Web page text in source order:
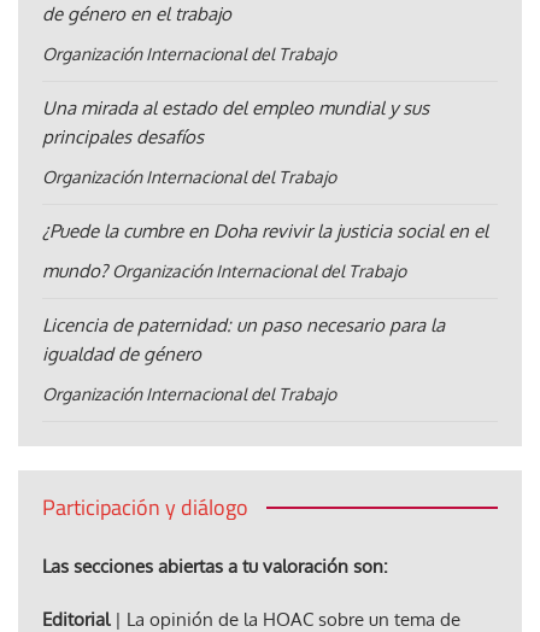
de género en el trabajo
Organización Internacional del Trabajo
Una mirada al estado del empleo mundial y sus
principales desafíos
Organización Internacional del Trabajo
¿Puede la cumbre en Doha revivir la justicia social en el
mundo? Organización Internacional del Trabajo
Licencia de paternidad: un paso necesario para la
igualdad de género
Organización Internacional del Trabajo
Participación y diálogo
Las secciones abiertas a tu valoración son:
Editorial| La opinión de la HOAC sobre un tema de